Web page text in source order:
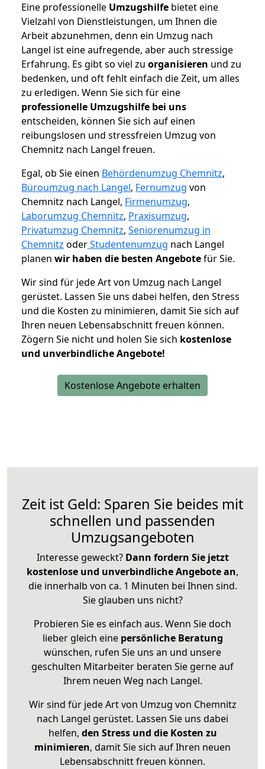
Eine professionelle Umzugshilfe bietet eine
Vielzahl von Dienstleistungen, um Ihnen die
Arbeit abzunehmen, denn ein Umzug nach
Langel ist eine aufregende, aber auch stressige
Erfahrung. Es gibt so viel zu organisieren und zu
bedenken, und oft fehlt einfach die Zeit, um alles
zu erledigen. Wenn Sie sich für eine
professionelle Umzugshilfe bei uns
entscheiden, können Sie sich auf einen
reibungslosen und stressfreien Umzug von
Chemnitz nach Langel freuen.
Egal, ob Sie einen Behördenumzug Chemnitz,
Büroumzug nach Langel, Fernumzug von
Chemnitz nach Langel, Firmenumzug,
Laborumzug Chemnitz, Praxisumzug,
Privatumzug Chemnitz, Seniorenumzug in
Chemnitz oderStudentenumzug nach Langel
planen wir haben die besten Angebotefür Sie.
Wir sind für jede Art von Umzug nach Langel
gerüstet. Lassen Sie uns dabei helfen, den Stress
und die Kosten zu minimieren, damit Sie sich auf
Ihren neuen Lebensabschnitt freuen können.
Zögern Sie nicht und holen Sie sich kostenlose
und unverbindliche Angebote!
Kostenlose Angebote erhalten
Zeit ist Geld: Sparen Sie beides mit
schnellen und passenden
Umzugsangeboten
Interesse geweckt? Dann fordern Sie jetzt
kostenlose und unverbindliche Angebote an,
die innerhalb von ca. 1 Minuten bei Ihnen sind.
Sie glauben uns nicht?
Probieren Sie es einfach aus. Wenn Sie doch
lieber gleich eine persönliche Beratung
wünschen, rufen Sie uns an und unsere
geschulten Mitarbeiter beraten Sie gerne auf
Ihrem neuen Weg nach Langel.
Wir sind für jede Art von Umzug von Chemnitz
nach Langel gerüstet. Lassen Sie uns dabei
helfen, den Stress und die Kosten zu
minimieren, damit Sie sich auf Ihren neuen
Lebensabschnitt freuen können.